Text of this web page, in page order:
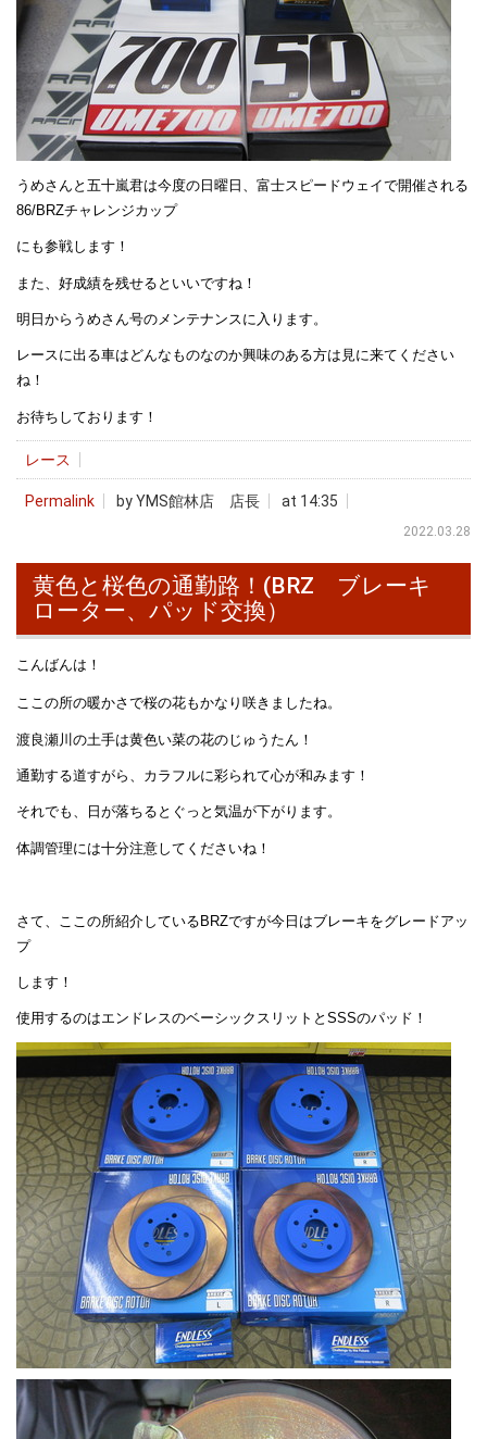
うめさんと五十嵐君は今度の日曜日、富士スピードウェイで開催される
86/BRZチャレンジカップ
にも参戦します！
また、好成績を残せるといいですね！
明日からうめさん号のメンテナンスに入ります。
レースに出る車はどんなものなのか興味のある方は見に来てください
ね！
お待ちしております！
レース
Permalink by YMS館林店 店長 at 14:35
2022.03.28
黄色と桜色の通勤路！(BRZ ブレーキ
ローター、パッド交換）
こんばんは！
ここの所の暖かさで桜の花もかなり咲きましたね。
渡良瀬川の土手は黄色い菜の花のじゅうたん！
通勤する道すがら、カラフルに彩られて心が和みます！
それでも、日が落ちるとぐっと気温が下がります。
体調管理には十分注意してくださいね！
さて、ここの所紹介しているBRZですが今日はブレーキをグレードアッ
プ
します！
使用するのはエンドレスのベーシックスリットとSSSのパッド！